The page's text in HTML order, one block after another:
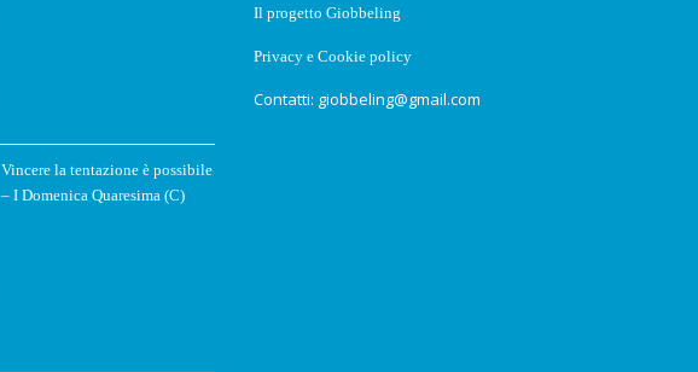
Vincere la tentazione è possibile
– I Domenica Quaresima (C)
Il progetto Giobbeling
Privacy e Cookie policy
Contatti: giobbeling@gmail.com